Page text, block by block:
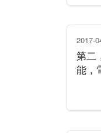
2017-
第二
能，